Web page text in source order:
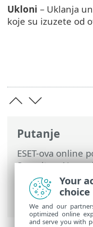
Putanje
ESET-ova online
Security>
Zaštite> Zaštita
Otkrivanje
aplikacija
Ukloni – Uklanja
koje su izuzete od
Your
choice
We and our
optimized online
and serve you with